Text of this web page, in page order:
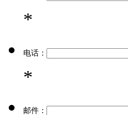
*
电话：
*
邮件：